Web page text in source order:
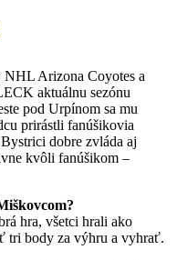
Arizona Coyotes a
aktuálnu sezónu
pod Urpínom sa mu
prirástli fanúšikovia
dobre zvláda aj
kvôli fanúšikom –
hra, všetci hrali ako
tri body za výhru a vyhrať.